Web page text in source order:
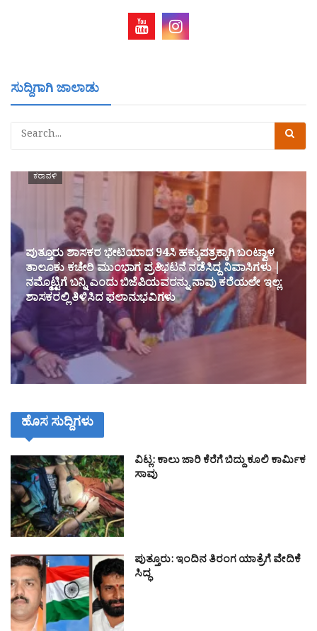
ಸುದ್ದಿಗಾಗಿ ಜಾಲಾಡು
ಕರಾವಳಿ
ಪುತ್ತೂರು ಶಾಸಕರ ಭೇಟಿಯಾದ 94ಸಿ ಹಕ್ಕುಪತ್ರಕ್ಕಾಗಿ ಬಂಟ್ವಾಳ
ತಾಲೂಕು ಕಚೇರಿ ಮುಂಭಾಗ ಪ್ರತಿಭಟನೆ ನಡೆಸಿದ್ದ ನಿವಾಸಿಗಳು |
ನಮ್ಮೊಟ್ಟಿಗೆ ಬನ್ನಿ ಎಂದು ಬಿಜೆಪಿಯವರನ್ನು ನಾವು ಕರೆಯಲೇ ಇಲ್ಲ:
ಶಾಸಕರಲ್ಲಿ ತಿಳಿಸಿದ ಫಲಾನುಭವಿಗಳು
ಹೊಸ ಸುದ್ದಿಗಳು
ವಿಟ್ಲ: ಕಾಲು ಜಾರಿ ಕೆರೆಗೆ ಬಿದ್ದು ಕೂಲಿ ಕಾರ್ಮಿಕ
ಸಾವು
ಪುತ್ತೂರು: ಇಂದಿನ ತಿರಂಗ ಯಾತ್ರೆಗೆ ವೇದಿಕೆ
ಸಿದ್ಧ